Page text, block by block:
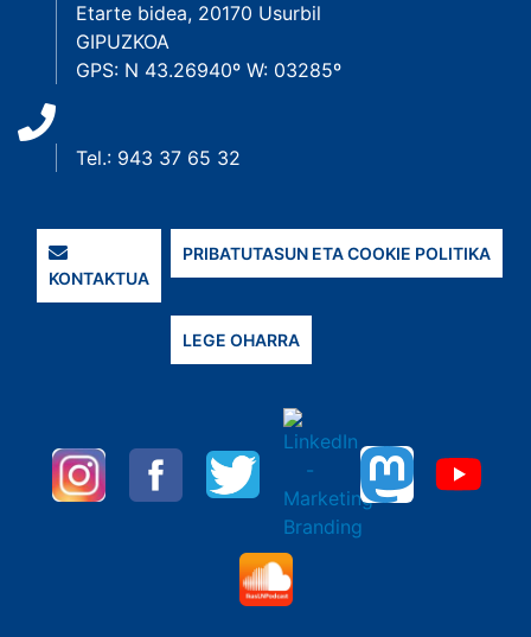
Etarte bidea, 20170 Usurbil
GIPUZKOA
GPS: N 43.26940º W: 03285º
Tel.: 943 37 65 32
KONTAKTUA
PRIBATUTASUN ETA COOKIE POLITIKA
LEGE OHARRA